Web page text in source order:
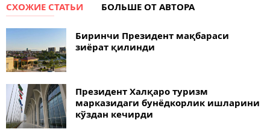
СХОЖИЕ СТАТЬИ БОЛЬШЕ ОТ АВТОРА
Биринчи Президент мақбараси
зиёрат қилинди
Президент Халқаро туризм
марказидаги бунёдкорлик ишларини
кўздан кечирди